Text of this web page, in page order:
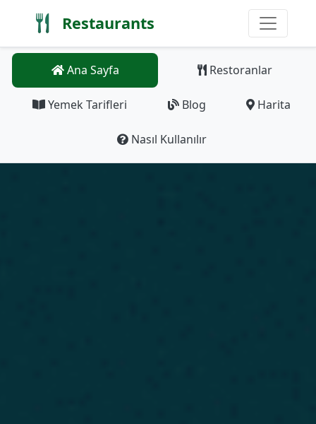
Restaurants
Ana Sayfa Restoranlar
Yemek Tarifleri Blog Harita
Nasıl Kullanılır